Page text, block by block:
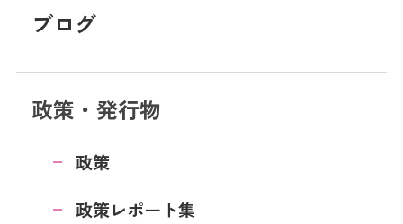
ブログ
政策・発行物
政策
政策レポート集